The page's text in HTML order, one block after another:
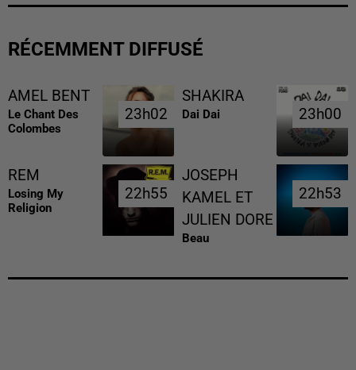
RÉCEMMENT DIFFUSÉ
AMEL BENT
Le Chant Des
Colombes
23h02
23h02
SHAKIRA
Dai Dai 23h00
23h00
REM
Losing My
Religion
22h55
22h55
JOSEPH
KAMEL ET
JULIEN DORE
Beau
22h53
22h53